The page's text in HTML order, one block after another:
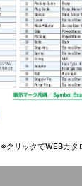
※クリックでWEBカタ